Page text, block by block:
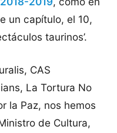
un capítulo, el 10,
taurinos’.
CAS
La Tortura No
la Paz, nos hemos
de Cultura,